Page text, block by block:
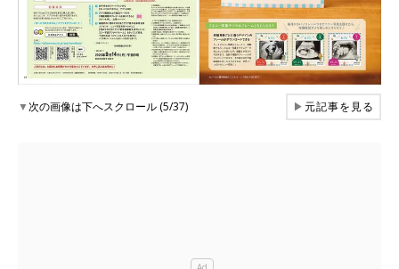
▼次の画像は下へスクロール (5/37) ▶元記事を見る